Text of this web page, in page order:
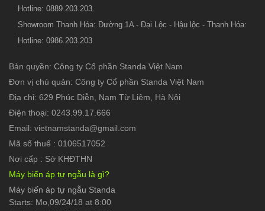
Hotline: 0889.203.203.
Showroom Thanh Hóa: Đường 1A - Đại Lộc - Hậu lộc - Thanh Hóa:
Hotline: 0986.203.203
Bản quyền: Công ty Cổ phần Standa Việt Nam
Đơn vị chủ quản: Công ty Cổ phần Standa Việt Nam
Địa chỉ: 629 Phúc Diễn, Nam Từ Liêm, Hà Nội
Điện thoại: 0243.99.17.666
Email: vietnamstanda@gmail.com
Mã số thuế : 0106517052
Nơi cấp : Sở KHĐTHN
Máy biến áp tự ngẫu là gì?
Máy biến áp tự ngẫu Standa
Starts: Mo,09/24/18 at 8:00